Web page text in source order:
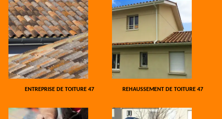
ENTREPRISE DE TOITURE 47 REHAUSSEMENT DE TOITURE 47